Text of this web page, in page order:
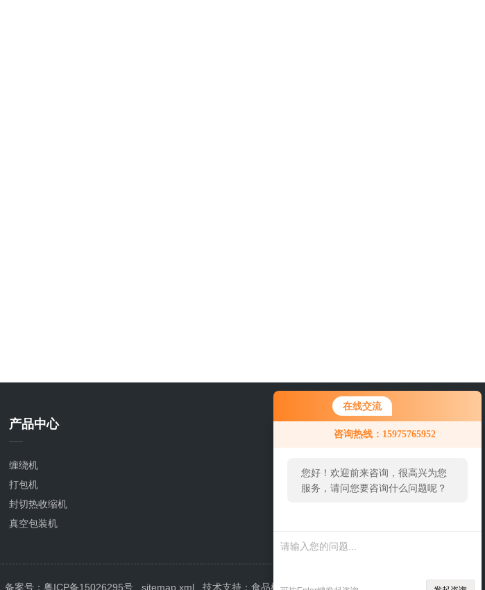
在线交流
咨询热线：15975765952
您好！欢迎前来咨询，很高兴为您
服务，请问您要咨询什么问题呢？
产品中心
缠绕机
打包机
封切热收缩机
真空包装机
喷码机
封口机
0757-63529918
备案号：粤ICP备15026295号 sitemap.xml技术支持： 食品机械设备网 管理登陆